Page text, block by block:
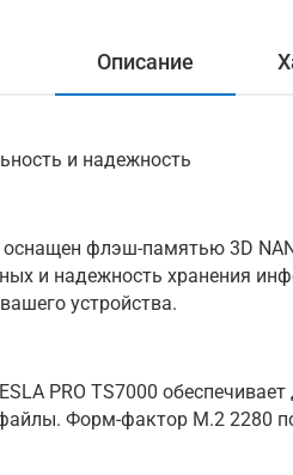
Описание
и надежность
оснащен флэш-памятью 3D
и надежность хранения
устройства.
PRO TS7000
Форм-фактор M.2 2280